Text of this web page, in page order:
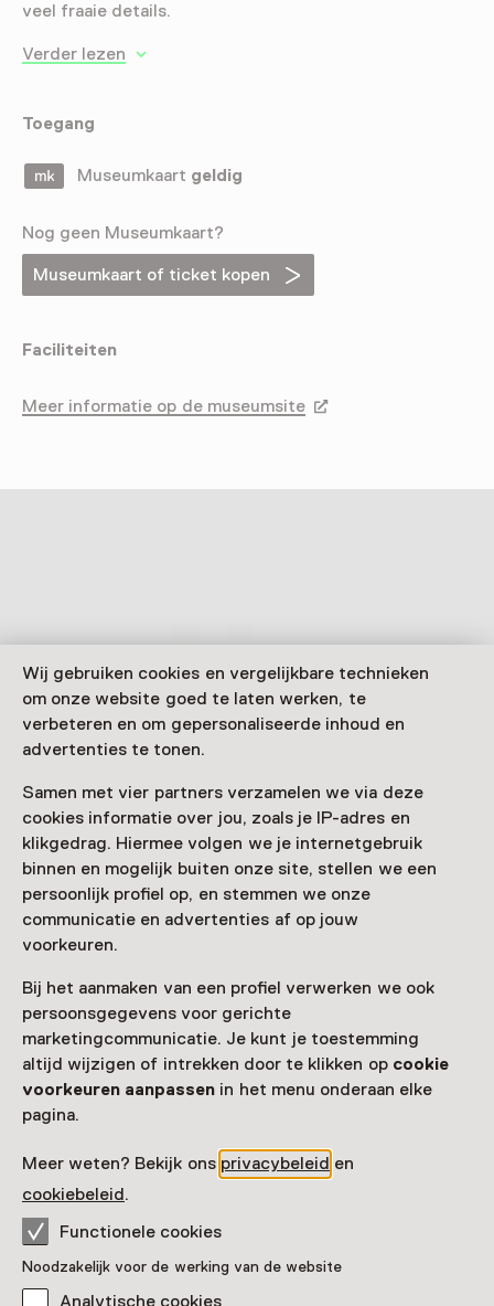
Wij gebruiken cookies en vergelijkbare technieken
om onze website goed te laten werken, te
verbeteren en om gepersonaliseerde inhoud en
advertenties te tonen.
Samen met vier partners verzamelen we via deze
cookies informatie over jou, zoals je IP-adres en
klikgedrag. Hiermee volgen we je internetgebruik
binnen en mogelijk buiten onze site, stellen we een
persoonlijk profiel op, en stemmen we onze
communicatie en advertenties af op jouw
voorkeuren.
Bij het aanmaken van een profiel verwerken we ook
persoonsgegevens voor gerichte
marketingcommunicatie. Je kunt je toestemming
altijd wijzigen of intrekken door te klikken op cookie
voorkeuren aanpassen in het menu onderaan elke
pagina.
Meer weten? Bekijk ons privacybeleid en
cookiebeleid.
Functionele cookies
Noodzakelijk voor de werking van de website
Analytische cookies
veel fraaie details.
Verder lezen
Toegang
Museumkaart geldig
Nog geen Museumkaart?
Museumkaart of ticket kopen
Faciliteiten
Meer informatie op de museumsiteOpent in een nieuw